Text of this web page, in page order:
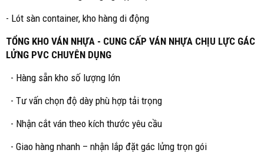
- Lót sàn container, kho hàng di động
TỔNG KHO VÁN NHỰA - CUNG CẤP VÁN NHỰA CHỊU LỰC GÁC
LỬNG PVC CHUYÊN DỤNG
- Hàng sẵn kho số lượng lớn
- Tư vấn chọn độ dày phù hợp tải trọng
- Nhận cắt ván theo kích thước yêu cầu
- Giao hàng nhanh – nhận lắp đặt gác lửng trọn gói